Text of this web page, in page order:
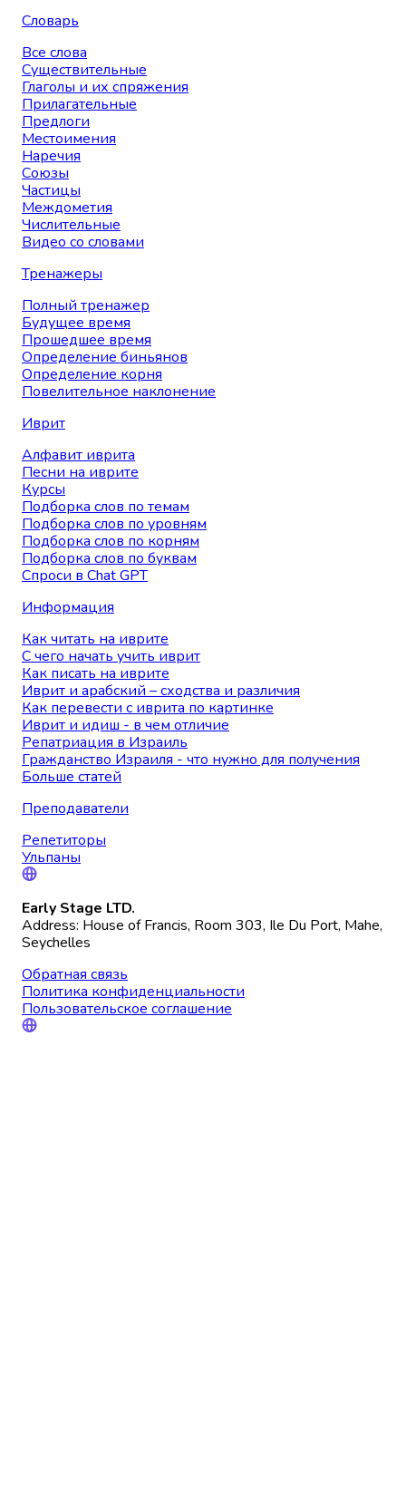
Словарь
Все слова
Существительные
Глаголы и их спряжения
Прилагательные
Предлоги
Местоимения
Наречия
Союзы
Частицы
Междометия
Числительные
Видео со словами
Тренажеры
Полный тренажер
Будущее время
Прошедшее время
Определение биньянов
Определение корня
Повелительное наклонение
Иврит
Алфавит иврита
Песни на иврите
Курсы
Подборка слов по темам
Подборка слов по уровням
Подборка слов по корням
Подборка слов по буквам
Спроси в Chat GPT
Информация
Как читать на иврите
С чего начать учить иврит
Как писать на иврите
Иврит и арабский – сходства и различия
Как перевести с иврита по картинке
Иврит и идиш - в чем отличие
Репатриация в Израиль
Гражданство Израиля - что нужно для получения
Больше статей
Преподаватели
Репетиторы
Ульпаны
Early Stage LTD.
Address: House of Francis, Room 303, Ile Du Port, Mahe,
Seychelles
Обратная связь
Политика конфиденциальности
Пользовательское соглашение